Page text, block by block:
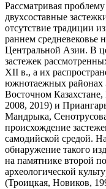
Рассматривая
двухсоставные
отсутствие традиции
раннем средневековье
Центральной Азии. В
застежек
XII в., а их
южнотаежных районах
Восточном
2008, 2019) и
Мандрыка,
происхождение
самодийской средой.
обнаружение такого
на памятнике второй
археологической
(Троицкая, Новиков,